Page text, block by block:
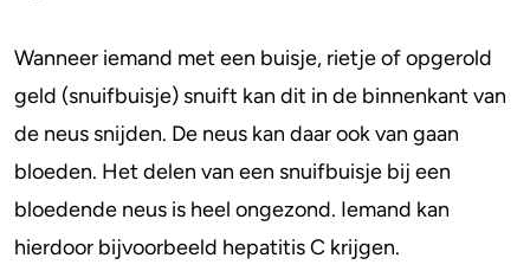
Wanneer iemand met een buisje, rietje of opgerold
geld (snuifbuisje) snuift kan dit in de binnenkant van
de neus snijden. De neus kan daar ook van gaan
bloeden. Het delen van een snuifbuisje bij een
bloedende neus is heel ongezond. Iemand kan
hierdoor bijvoorbeeld hepatitis C krijgen.